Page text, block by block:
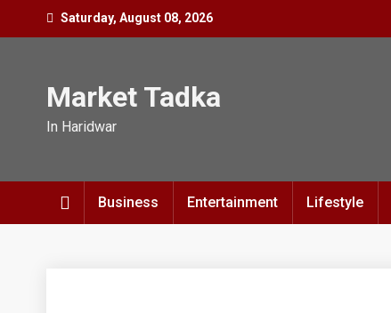
Saturday, August 08, 2026
Market Tadka
In Haridwar
Business Entertainment Lifestyle